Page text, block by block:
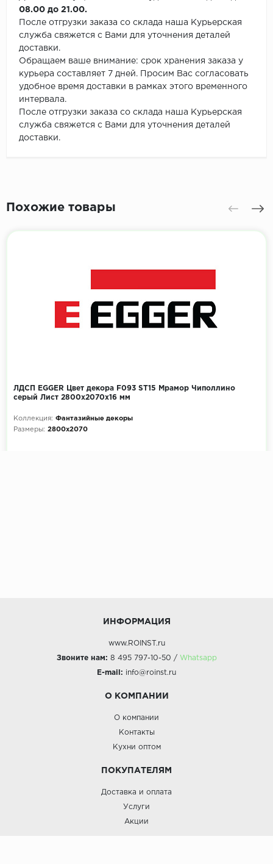
08.00 до 21.00.
После отгрузки заказа со склада наша Курьерская
служба свяжется с Вами для уточнения деталей
доставки.
Обращаем ваше внимание: срок хранения заказа у
курьера составляет 7 дней. Просим Вас согласовать
удобное время доставки в рамках этого временного
интервала.
После отгрузки заказа со склада наша Курьерская
служба свяжется с Вами для уточнения деталей
доставки.
Похожие товары
ЛДСП EGGER Цвет декора F093 ST15 Мрамор Чиполлино
серый Лист 2800x2070х16 мм
Коллекция: Фантазийные декоры
Размеры: 2800x2070
ИНФОРМАЦИЯ
www.ROINST.ru
Звоните нам: 8 495 797-10-50 / Whatsapp
E-mail: info@roinst.ru
О КОМПАНИИ
О компании
Контакты
Кухни оптом
ПОКУПАТЕЛЯМ
Доставка и оплата
Услуги
Акции